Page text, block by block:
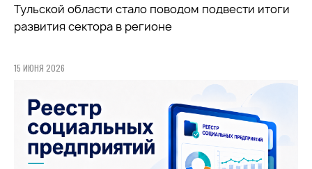
Тульской области стало поводом подвести итоги
развития сектора в регионе
15 ИЮНЯ 2026